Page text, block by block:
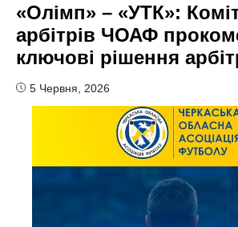
«Олімп» – «УТК»:
арбітрів ЧОАФ
ключові рішення
5 Червня, 2026